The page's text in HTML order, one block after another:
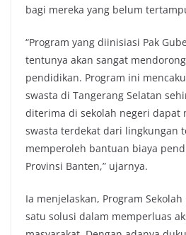
bagi mereka yang belum
“Program yang diinisiasi Pak
tentunya akan sangat
pendidikan. Program ini
swasta di Tangerang Selatan
diterima di sekolah negeri dapat
swasta terdekat dari lingkungan
memperoleh bantuan biaya
Provinsi Banten,” ujarnya.
Ia menjelaskan, Program
satu solusi dalam memperluas